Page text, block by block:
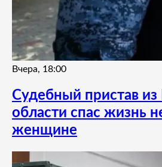
Вчера, 18:00
Судебный пристав из
области спас жизнь
женщине